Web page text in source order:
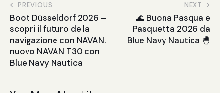
PREVIOUS
Boot Düsseldorf 2026 –
scopri il futuro della
navigazione con NAVAN.
nuovo NAVAN T30 con
Blue Navy Nautica
NEXT
🌊 Buona Pasqua e
Pasquetta 2026 da
Blue Navy Nautica 🐣